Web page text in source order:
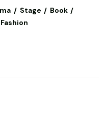
Stage
Book
Fashion